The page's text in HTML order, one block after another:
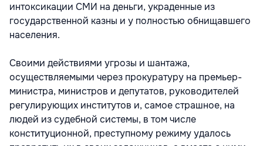
интоксикации СМИ на деньги, украденные из
государственной казны и у полностью обнищавшего
населения.
Своими действиями угрозы и шантажа,
осуществляемыми через прокуратуру на премьер-
министра, министров и депутатов, руководителей
регулирующих институтов и, самое страшное, на
людей из судебной системы, в том числе
конституционной, преступному режиму удалось